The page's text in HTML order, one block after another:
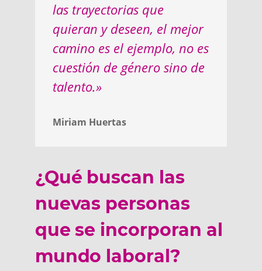
las trayectorias que
quieran y deseen, el mejor
camino es el ejemplo, no es
cuestión de género sino de
talento.»
Miriam Huertas
¿Qué buscan las
nuevas personas
que se incorporan al
mundo laboral?